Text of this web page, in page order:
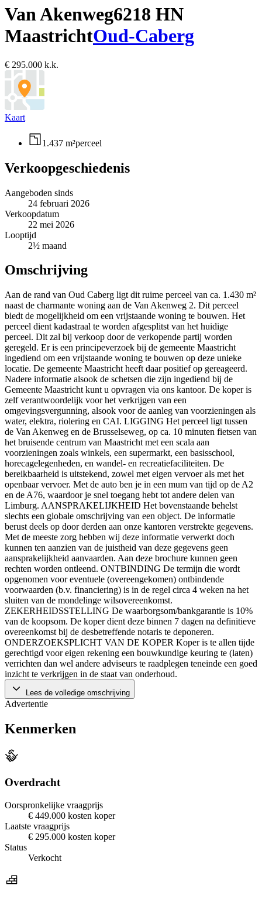
Van Akenweg6218 HN
MaastrichtOud-Caberg
€ 295.000 k.k.
Kaart
1.437 m²perceel
Verkoopgeschiedenis
Aangeboden sinds
24 februari 2026
Verkoopdatum
22 mei 2026
Looptijd
2½ maand
Omschrijving
Aan de rand van Oud Caberg ligt dit ruime perceel van ca. 1.430 m²
naast de charmante woning aan de Van Akenweg 2. Dit perceel
biedt de mogelijkheid om een vrijstaande woning te bouwen. Het
perceel dient kadastraal te worden afgesplitst van het huidige
perceel. Dit zal bij verkoop door de verkopende partij worden
geregeld. Er is een principeverzoek bij de gemeente Maastricht
ingediend om een vrijstaande woning te bouwen op deze unieke
locatie. De gemeente Maastricht heeft daar positief op gereageerd.
Nadere informatie alsook de schetsen die zijn ingediend bij de
Gemeente Maastricht kunt u opvragen via ons kantoor. De koper is
zelf verantwoordelijk voor het verkrijgen van een
omgevingsvergunning, alsook voor de aanleg van voorzieningen als
water, elektra, riolering en CAI. LIGGING Het perceel ligt tussen
de Van Akenweg en de Brusselseweg, op ca. 10 minuten fietsen van
het bruisende centrum van Maastricht met een scala aan
voorzieningen zoals winkels, een supermarkt, een basisschool,
horecagelegenheden, en wandel- en recreatiefaciliteiten. De
bereikbaarheid is uitstekend, zowel met eigen vervoer als met het
openbaar vervoer. Met de auto ben je in een mum van tijd op de A2
en de A76, waardoor je snel toegang hebt tot andere delen van
Limburg. AANSPRAKELIJKHEID Het bovenstaande behelst
slechts een globale omschrijving van een object. De informatie
berust deels op door derden aan onze kantoren verstrekte gegevens.
Met de meeste zorg hebben wij deze informatie verwerkt doch
kunnen ten aanzien van de juistheid van deze gegevens geen
aansprakelijkheid aanvaarden. Aan deze brochure kunnen geen
rechten worden ontleend. ONTBINDING De termijn die wordt
opgenomen voor eventuele (overeengekomen) ontbindende
voorwaarden (b.v. financiering) is in de regel circa 4 weken na het
sluiten van de mondelinge wilsovereenkomst.
ZEKERHEIDSSTELLING De waarborgsom/bankgarantie is 10%
van de koopsom. De koper dient deze binnen 7 dagen na definitieve
overeenkomst bij de desbetreffende notaris te deponeren.
ONDERZOEKSPLICHT VAN DE KOPER Koper is te allen tijde
gerechtigd voor eigen rekening een bouwkundige keuring te (laten)
verrichten dan wel andere adviseurs te raadplegen teneinde een goed
inzicht te verkrijgen in de staat van onderhoud.
Lees de volledige omschrijving
Advertentie
Kenmerken
Overdracht
Oorspronkelijke vraagprijs
€ 449.000 kosten koper
Laatste vraagprijs
€ 295.000 kosten koper
Status
Verkocht